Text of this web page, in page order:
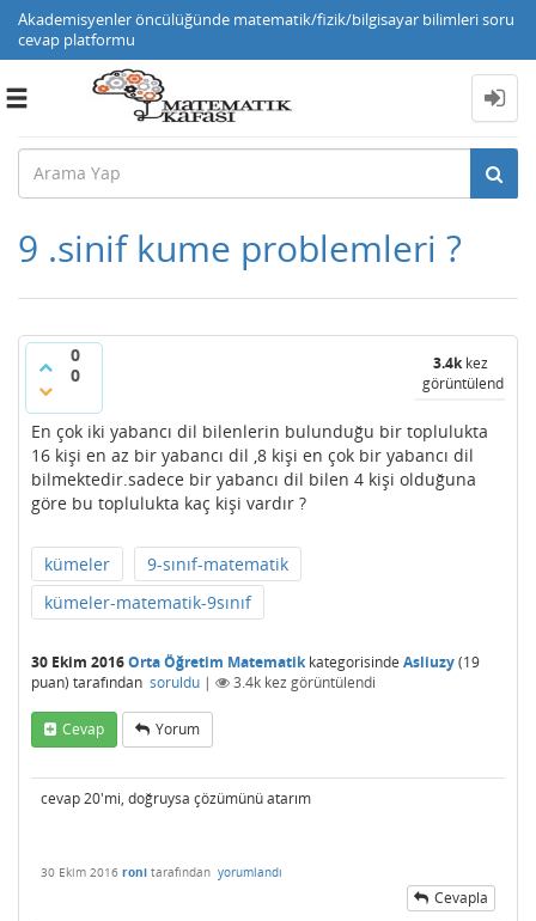
Akademisyenler öncülüğünde matematik/fizik/bilgisayar bilimleri soru
cevap platformu
Toggle
9 .sinif kume problemleri ?
0
0
3.4kkez
görüntülendi
En çok iki yabancı dil bilenlerin bulunduğu bir toplulukta
16 kişi en az bir yabancı dil ,8 kişi en çok bir yabancı dil
bilmektedir.sadece bir yabancı dil bilen 4 kişi olduğuna
göre bu toplulukta kaç kişi vardır ?
kümeler
9-sınıf-matematik
kümeler-matematik-9sınıf
30 Ekim 2016Orta Öğretim Matematikkategorisinde Asliuzy(19
puan) tarafından soruldu | 3.4k kez görüntülendi
Cevap Yorum
cevap 20'mi, doğruysa çözümünü atarım
30 Ekim 2016 roni tarafından yorumlandı
Cevapla